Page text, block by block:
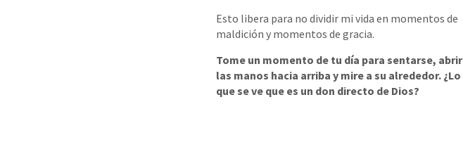
Esto libera para no dividir mi vida en momentos de
maldición y momentos de gracia.
Tome un momento de tu día para sentarse, abrir
las manos hacia arriba y mire a su alrededor. ¿Lo
que se ve que es un don directo de Dios?